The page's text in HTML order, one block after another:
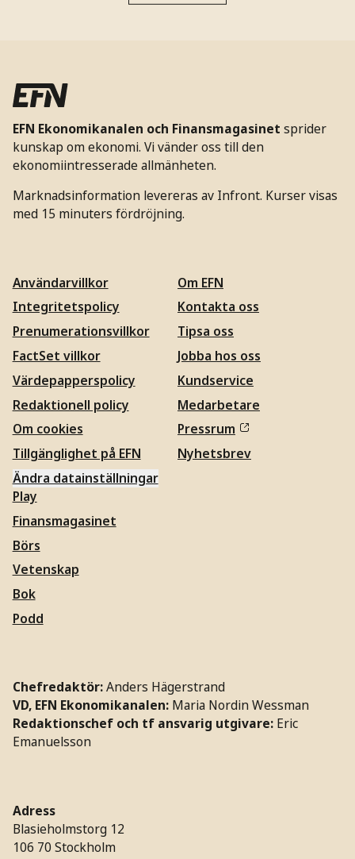
EFN Ekonomikanalen och Finansmagasinet sprider
kunskap om ekonomi. Vi vänder oss till den
ekonomiintresserade allmänheten.
Marknadsinformation levereras av Infront. Kurser visas
med 15 minuters fördröjning.
Användarvillkor
Integritetspolicy
Prenumerationsvillkor
FactSet villkor
Värdepapperspolicy
Redaktionell policy
Om cookies
Tillgänglighet på EFN
Ändra datainställningar
Om EFN
Kontakta oss
Tipsa oss
Jobba hos oss
Kundservice
Medarbetare
Pressrum
Nyhetsbrev
Play
Finansmagasinet
Börs
Vetenskap
Bok
Podd
Chefredaktör:Anders Hägerstrand
VD, EFN Ekonomikanalen: Maria Nordin Wessman
Redaktionschef och tf ansvarig utgivare: Eric
Emanuelsson
Adress
Blasieholmstorg 12
106 70 Stockholm